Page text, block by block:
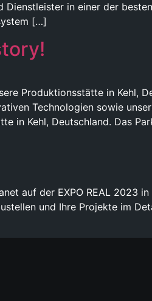
in einer der
[…]
Produktionsstätte in Kehl,
Technologien sowie
in Kehl, Deutschland. Das
auf der EXPO REAL 2023
und Ihre Projekte im